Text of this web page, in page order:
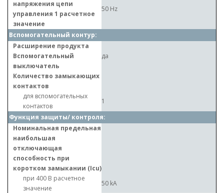
напряжения цепи
управления 1 расчетное
значение
50 Hz
Вспомогательный контур:
Расширение продукта
Вспомогательный
выключатель
да
Количество замыкающих
контактов
для вспомогательных
контактов
1
Функция защиты/ контроля:
Номинальная предельная
наибольшая
отключающая
способность при
коротком замыкании (Icu)
при 400 В расчетное
значение
50 kA